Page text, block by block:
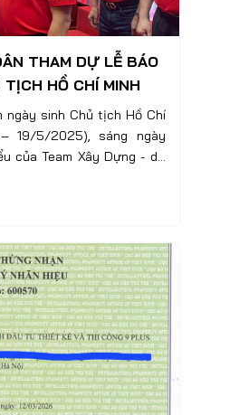
THAM DỰ LỄ BÁO
HỒ CHÍ MINH
ngày sinh Chủ tịch Hồ Chí
19/5/2025), sáng ngày
của Team Xây Dựng - do
đầu, tham gia cùng đoàn
Long Biên